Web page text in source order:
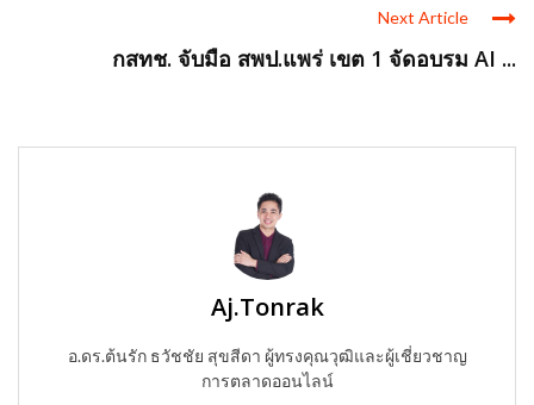
Next Article
กสทช. จับมือ สพป.แพร่ เขต 1 จัดอบรม AI ...
Aj.Tonrak
อ.ดร.ต้นรัก ธวัชชัย สุขสีดา ผู้ทรงคุณวุฒิและผู้เชี่ยวชาญ
การตลาดออนไลน์